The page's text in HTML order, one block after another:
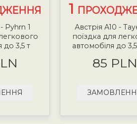
Pyhrn 1
до 3,5 т
1
Австрія A10 -
поїздка для
автомобіля до
85 PLN